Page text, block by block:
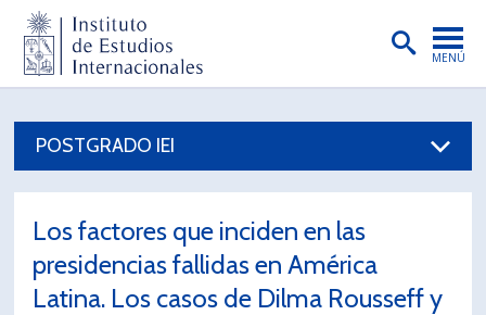
MENÚ
POSTGRADO
INVESTIGACIÓN
POSTGRADO IEI
Los factores que inciden en las
presidencias fallidas en América
Latina. Los casos de Dilma Rousseff y